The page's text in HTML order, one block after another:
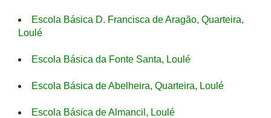
Escola Básica D. Francisca de Aragão, Quarteira,
Loulé
Escola Básica da Fonte Santa, Loulé
Escola Básica de Abelheira, Quarteira, Loulé
Escola Básica de Almancil, Loulé